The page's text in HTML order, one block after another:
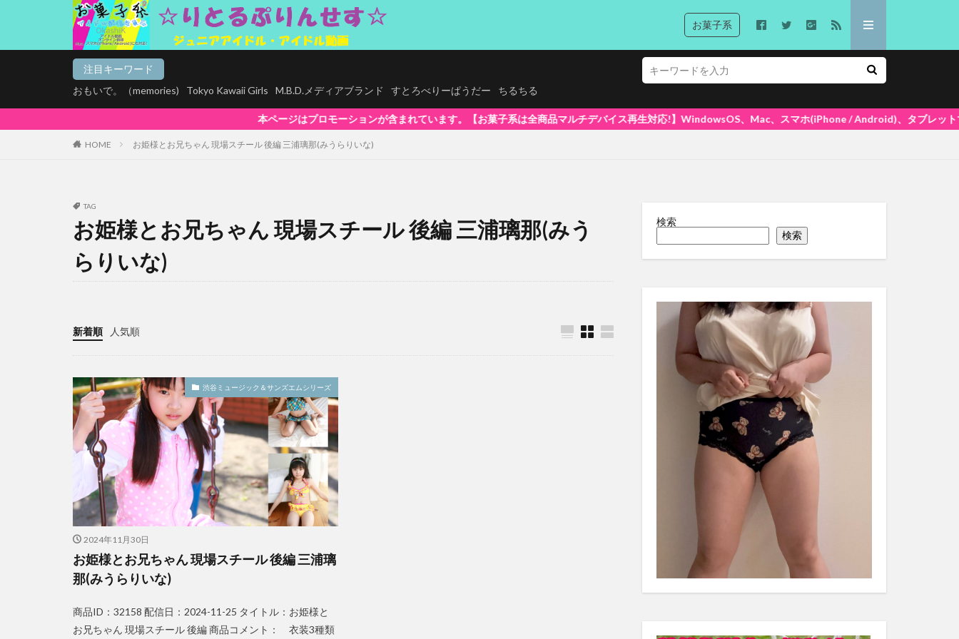
お菓子系
注目キーワード
おもいで。（memories)
Tokyo Kawaii Girls M.B.D.メディアブランド すとろべりーぱうだー ちるちる
本ページはプロモーションが含まれています。【お菓子系は全商品マルチデバイス再生対応!】WindowsOS、Mac、スマホ(iPhone / Android)、タブレットで再生できます! 大好
HOME お姫様とお兄ちゃん 現場スチール 後編 三浦璃那(みうらりいな)
TAG
お姫様とお兄ちゃん 現場スチール 後編 三浦璃那(みう
らりいな)
新着順 人気順
渋谷ミュージック＆サンズエムシリーズ
2024年11月30日
お姫様とお兄ちゃん 現場スチール 後編 三浦璃
那(みうらりいな)
商品ID：32158 配信日：2024-11-25 タイトル：お姫様と
お兄ちゃん 現場スチール 後編 商品コメント： 衣装3種類
検索
検索